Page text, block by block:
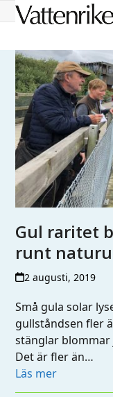
Open
menu
Close
menu
Gul raritet
runt
2 augusti, 2019
Små gula solar
gullståndsen fler
stänglar
Det är fler än…
Läs mer